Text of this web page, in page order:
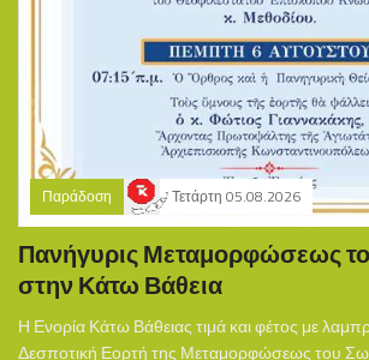
Παράδοση Τετάρτη 05.08.2026
Πανήγυρις Μεταμορφώσεως
στην Κάτω Βάθεια
Η Ενορία Κάτω Βάθειας τιμά και φέτος με
Δεσποτική Εορτή της Μεταμορφώσεως του